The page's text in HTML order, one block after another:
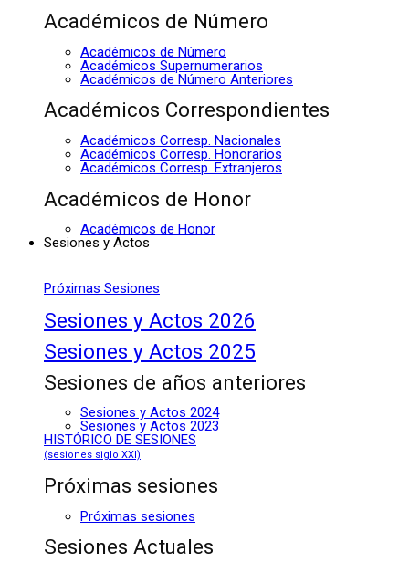
Académicos de Número
Académicos de Número
Académicos Supernumerarios
Académicos de Número Anteriores
Académicos Correspondientes
Académicos Corresp. Nacionales
Académicos Corresp. Honorarios
Académicos Corresp. Extranjeros
Académicos de Honor
Académicos de Honor
Sesiones y Actos
Próximas Sesiones
Sesiones y Actos 2026
Sesiones y Actos 2025
Sesiones de años anteriores
Sesiones y Actos 2024
Sesiones y Actos 2023
HISTÓRICO DE SESIONES
(sesiones siglo XXI)
Próximas sesiones
Próximas sesiones
Sesiones Actuales